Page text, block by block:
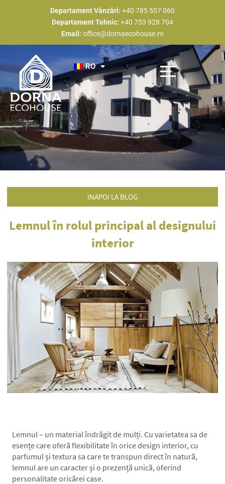
Departament Vânzări: +40 785 557 060
Departament Tehnic: +40 753 928 704
Email: office@dornaecohouse.ro
RO
INAPOI LA BLOG
Lemnul în rolul principal al designului
interior
Lemnul – un material îndrăgit de mulți. Cu varietatea sa de
esențe care oferă flexibilitate în orice design interior, cu
parfumul și textura sa care te transpun direct în natură,
lemnul are un caracter și o prezență unică, oferind
personalitate oricărei case.